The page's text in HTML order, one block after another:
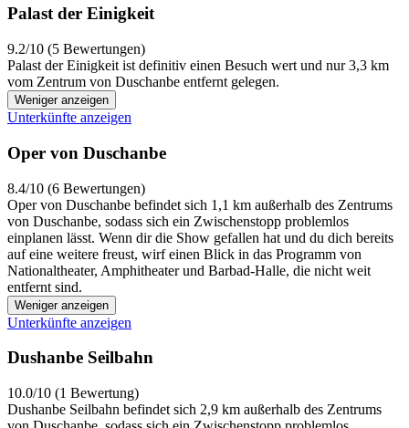
Palast der Einigkeit
9.2/10 (5 Bewertungen)
Palast der Einigkeit ist definitiv einen Besuch wert und nur 3,3 km
vom Zentrum von Duschanbe entfernt gelegen.
Weniger anzeigen
Unterkünfte anzeigen
Oper von Duschanbe
8.4/10 (6 Bewertungen)
Oper von Duschanbe befindet sich 1,1 km außerhalb des Zentrums
von Duschanbe, sodass sich ein Zwischenstopp problemlos
einplanen lässt. Wenn dir die Show gefallen hat und du dich bereits
auf eine weitere freust, wirf einen Blick in das Programm von
Nationaltheater, Amphitheater und Barbad-Halle, die nicht weit
entfernt sind.
Weniger anzeigen
Unterkünfte anzeigen
Dushanbe Seilbahn
10.0/10 (1 Bewertung)
Dushanbe Seilbahn befindet sich 2,9 km außerhalb des Zentrums